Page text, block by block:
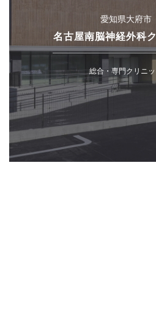
愛知県大府市
名古屋南脳神経外科
総合・専門クリニッ